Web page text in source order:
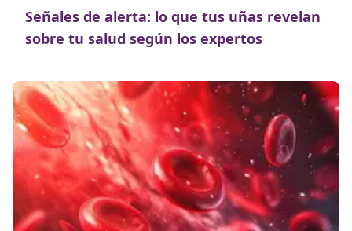
Señales de alerta: lo que tus uñas revelan
sobre tu salud según los expertos